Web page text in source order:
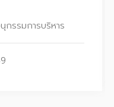
กรรมการบริหาร